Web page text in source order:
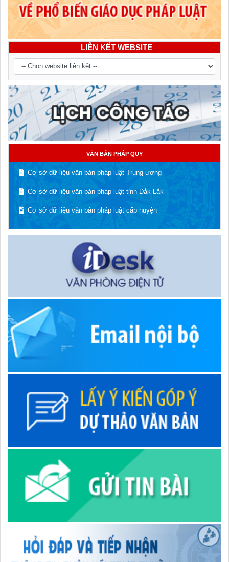
LIÊN KẾT WEBSITE
VĂN BẢN PHÁP QUY
Cơ sở dữ liệu văn bản pháp luật Trung ương
Cơ sở dữ liệu văn bản pháp luật tỉnh Đắk Lắk
Cơ sở dữ liệu văn bản pháp luật cấp huyện